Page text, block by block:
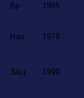
Вр 1985
Нап 1978
Защ 1990